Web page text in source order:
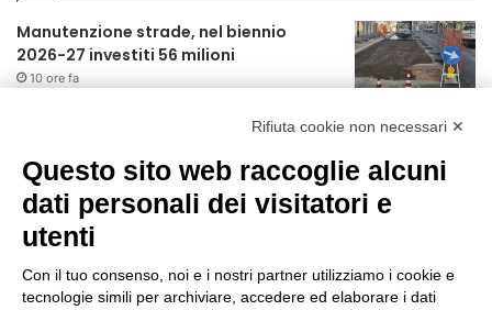
Manutenzione strade, nel biennio
2026-27 investiti 56 milioni
10 ore fa
Il codice segreto dei neuroni: la
cervello
11 ore fa
Una guida alimentare per affrontare i
portare in tavola a Ferragosto
15 ore fa
Rifiuta cookie non necessari ✕
Questo sito web raccoglie alcuni
dati personali dei visitatori e
utenti
Con il tuo consenso, noi e i nostri partner utilizziamo i cookie e
tecnologie simili per archiviare, accedere ed elaborare i dati